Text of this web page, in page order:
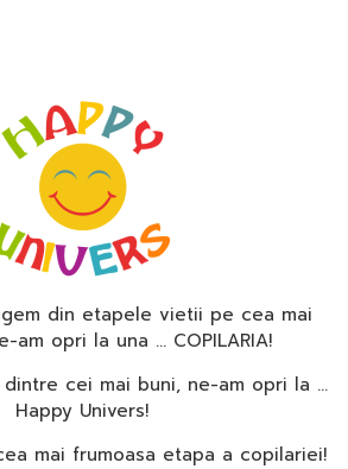
din etapele vietii pe cea mai
am opri la una … COPILARIA!
cei mai buni, ne-am opri la …
Happy Univers!
mai frumoasa etapa a copilariei!